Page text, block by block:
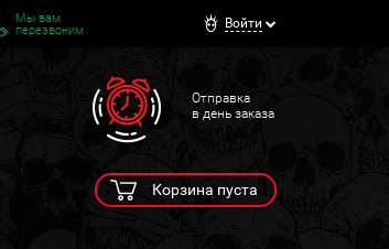
Мы вам
перезвоним
Войти
Отправка
в день заказа
Корзина пуста